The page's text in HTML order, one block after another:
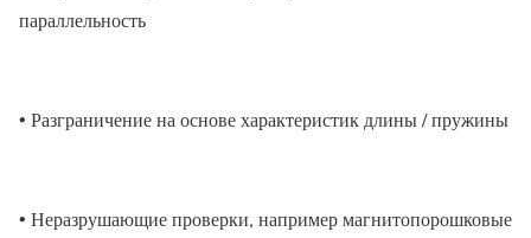
параллельность
• Разграничение на основе характеристик длины / пружины
• Неразрушающие проверки, например магнитопорошковые